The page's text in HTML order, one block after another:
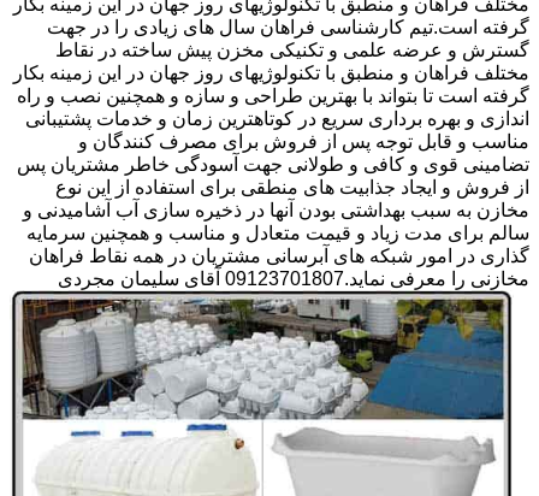
گرفته است.تیم کارشناسی فراهان سال های زیادی را در جهت
گسترش و عرضه علمی و تکنیکی مخزن پیش ساخته در نقاط
مختلف فراهان و منطبق با تکنولوژیهای روز جهان در این زمینه بکار
گرفته است تا بتواند با بهترین طراحی و سازه و همچنین نصب و راه
اندازی و بهره برداری سریع در کوتاهترین زمان و خدمات پشتیبانی
مناسب و قابل توجه پس از فروش برای مصرف کنندگان و
تضامینی قوی و کافی و طولانی جهت آسودگی خاطر مشتریان پس
از فروش و ایجاد جذابیت های منطقی برای استفاده از این نوع
مخازن به سبب بهداشتی بودن آنها در ذخیره سازی آب آشامیدنی و
سالم برای مدت زیاد و قیمت متعادل و مناسب و همچنین سرمایه
گذاری در امور شبکه های آبرسانی مشتریان در همه نقاط فراهان
مخازنی را معرفی نماید.09123701807 آقای سلیمان مجردی